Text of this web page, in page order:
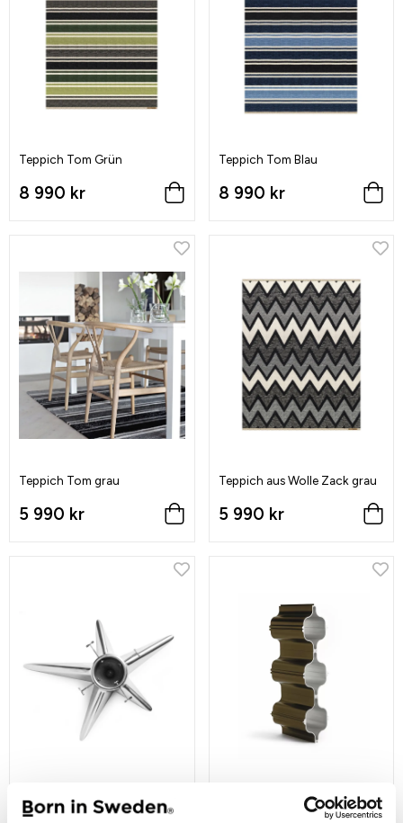
Teppich Tom Grün
8 990 kr
Teppich Tom Blau
8 990 kr
Teppich Tom grau
5 990 kr
Teppich aus Wolle Zack grau
5 990 kr
Weihnachtsbaumhalter HEX Weingestell Bronze